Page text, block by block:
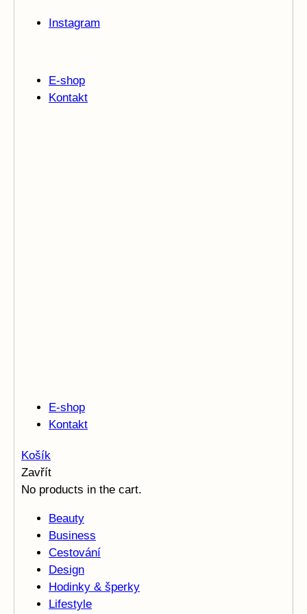
Instagram
E-shop
Kontakt
E-shop
Kontakt
Košík
Zavřít
No products in the cart.
Beauty
Business
Cestování
Design
Hodinky & šperky
Lifestyle